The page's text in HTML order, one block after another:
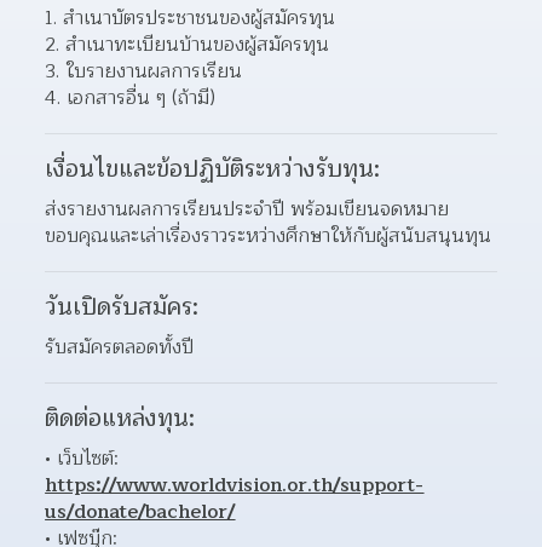
สำเนาบัตรประชาชนของผู้สมัครทุน
สำเนาทะเบียนบ้านของผู้สมัครทุน
ใบรายงานผลการเรียน
เอกสารอื่น ๆ (ถ้ามี)
เงื่อนไขและข้อปฏิบัติระหว่างรับทุน:
ส่งรายงานผลการเรียนประจำปี พร้อมเขียนจดหมาย
ขอบคุณและเล่าเรื่องราวระหว่างศึกษาให้กับผู้สนับสนุนทุน
วันเปิดรับสมัคร:
รับสมัครตลอดทั้งปี
ติดต่อแหล่งทุน:
https://www.worldvision.or.th/support-
us/donate/bachelor/